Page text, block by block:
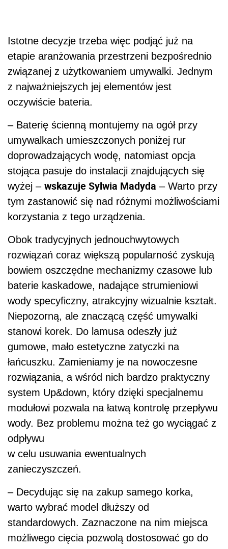
Istotne decyzje trzeba więc podjąć już na
etapie aranżowania przestrzeni bezpośrednio
związanej z użytkowaniem umywalki. Jednym
z najważniejszych jej elementów jest
oczywiście bateria.
– Baterię ścienną montujemy na ogół przy
umywalkach umieszczonych poniżej rur
doprowadzających wodę, natomiast opcja
stojąca pasuje do instalacji znajdujących się
wyżej – wskazuje Sylwia Madyda – Warto przy
tym zastanowić się nad różnymi możliwościami
korzystania z tego urządzenia.
Obok tradycyjnych jednouchwytowych
rozwiązań coraz większą popularność zyskują
bowiem oszczędne mechanizmy czasowe lub
baterie kaskadowe, nadające strumieniowi
wody specyficzny, atrakcyjny wizualnie kształt.
Niepozorną, ale znaczącą część umywalki
stanowi korek. Do lamusa odeszły już
gumowe, mało estetyczne zatyczki na
łańcuszku. Zamieniamy je na nowoczesne
rozwiązania, a wśród nich bardzo praktyczny
system Up&down, który dzięki specjalnemu
modułowi pozwala na łatwą kontrolę przepływu
wody. Bez problemu można też go wyciągać z
odpływu
w celu usuwania ewentualnych
zanieczyszczeń.
– Decydując się na zakup samego korka,
warto wybrać model dłuższy od
standardowych. Zaznaczone na nim miejsca
możliwego cięcia pozwolą dostosować go do